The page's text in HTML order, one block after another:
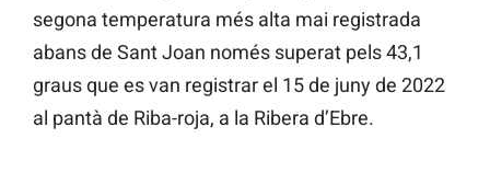
segona temperatura més alta mai registrada
abans de Sant Joan només superat pels 43,1
graus que es van registrar el 15 de juny de 2022
al pantà de Riba-roja, a la Ribera d’Ebre.